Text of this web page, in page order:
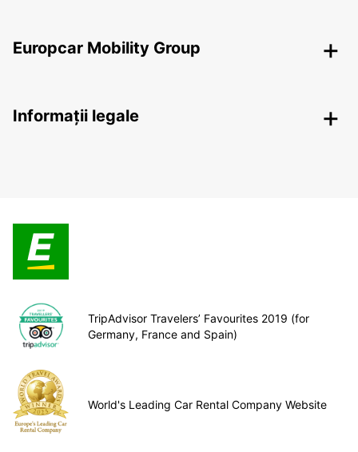
Europcar Mobility Group
Informații legale
TripAdvisor Travelers’ Favourites 2019 (for
Germany, France and Spain)
World's Leading Car Rental Company Website